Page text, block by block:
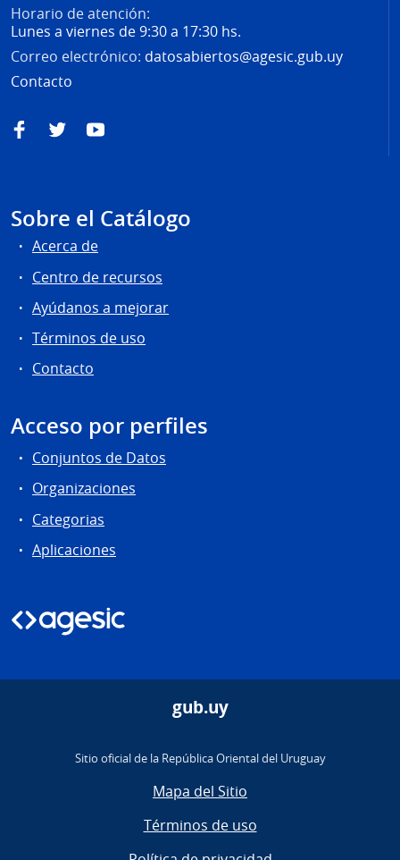
Horario de atención:
Lunes a viernes de 9:30 a 17:30 hs.
Correo electrónico: datosabiertos@agesic.gub.uy
Contacto
FacebookTwitterYouTube
Sobre el Catálogo
Acerca de
Centro de recursos
Ayúdanos a mejorar
Términos de uso
Contacto
Acceso por perfiles
Conjuntos de Datos
Organizaciones
Categorias
Aplicaciones
gub.uy
Sitio oficial de la República Oriental del Uruguay
Mapa del Sitio
Términos de uso